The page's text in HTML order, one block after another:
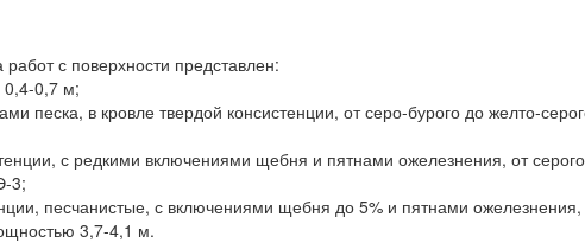
работ с поверхности представлен:
0,4-0,7 м;
песка, в кровле твердой консистенции, от серо-бурого до желто-
с редкими включениями щебня и пятнами ожелезнения, от серого
3;
песчанистые, с включениями щебня до 5% и пятнами ожелезнения,
3,7-4,1 м.